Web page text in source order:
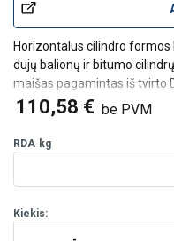
Horizontalus cilindro formos
dujų balionų ir bitumo
maišas pagamintas iš tvirto
audinio, o dugnas
užtikrinti ilgaamžiškumą.
110,58 € be PVM
RDA kg
Kiekis: